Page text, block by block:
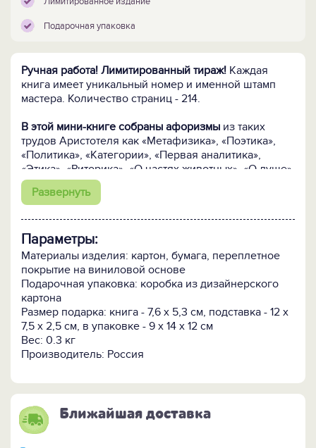
Подарочная упаковка
Ручная работа! Лимитированный тираж! Каждая
книга имеет уникальный номер и именной штамп
мастера. Количество страниц - 214.
В этой мини-книге собраны афоризмы из таких
трудов Аристотеля как «Метафизика», «Поэтика»,
«Политика», «Категории», «Первая аналитика»,
«Этика», «Риторика», «О частях животных», «О душе».
Многие изречения приобрели известность, стали
крылатыми еще много веков назад, и вместе с тем
величайших мыслителей в истории, всегда будет
существовать вне времени, потому что это наследие
– сама мысль.
Мини-книга "Афоризмы" представлена в 2-х
вариантах исполнения - с подставкой и без неё
(будьте внимательны при оформлении заказа).
ПОСМОТРИТЕ ЕЩЕ:
Развернуть
Параметры:
Материалы изделия: картон, бумага, переплетное
покрытие на виниловой основе
Подарочная упаковка: коробка из дизайнерского
картона
Размер подарка: книга - 7,6 х 5,3 см, подставка - 12 х
7,5 х 2,5 см, в упаковке - 9 x 14 x 12 см
Вес: 0.3 кг
Производитель: Россия
Ближайшая доставка